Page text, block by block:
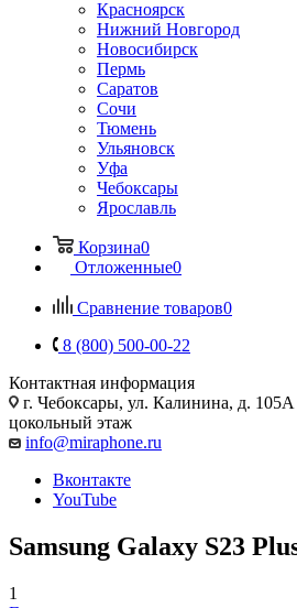
Красноярск
Нижний Новгород
Новосибирск
Пермь
Саратов
Сочи
Тюмень
Ульяновск
Уфа
Чебоксары
Ярославль
Корзина0
Отложенные0
Сравнение товаров0
8 (800) 500-00-22
Контактная информация
г. Чебоксары, ул. Калинина, д.
цокольный этаж
info@miraphone.ru
Вконтакте
YouTube
Samsung Galaxy S23
1